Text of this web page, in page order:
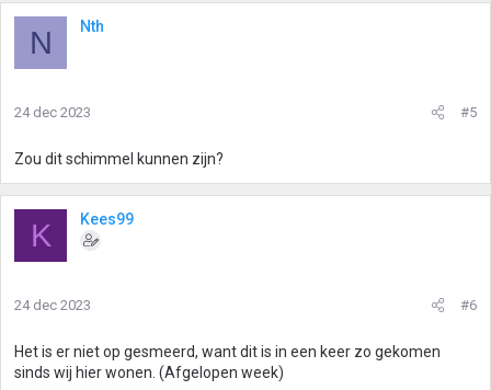
N Nth
24 dec 2023 #5
Zou dit schimmel kunnen zijn?
K Kees99
24 dec 2023 #6
Het is er niet op gesmeerd, want dit is in een keer zo gekomen
sinds wij hier wonen. (Afgelopen week)